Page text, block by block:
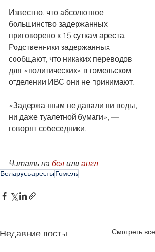
Известно, что абсолютное
большинство задержанных
приговорено к 15 суткам ареста.
Родственники задержанных
сообщают, что никаких переводов
для «политических» в гомельском
отделении ИВС они не принимают.
«Задержанным не давали ни воды,
ни даже туалетной бумаги», —
говорят собеседники.
Читать на бел или англ
БеларусьарестыГомель
Недавние посты Смотреть все